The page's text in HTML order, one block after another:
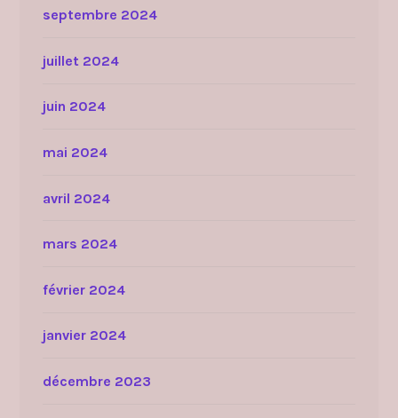
septembre 2024
juillet 2024
juin 2024
mai 2024
avril 2024
mars 2024
février 2024
janvier 2024
décembre 2023